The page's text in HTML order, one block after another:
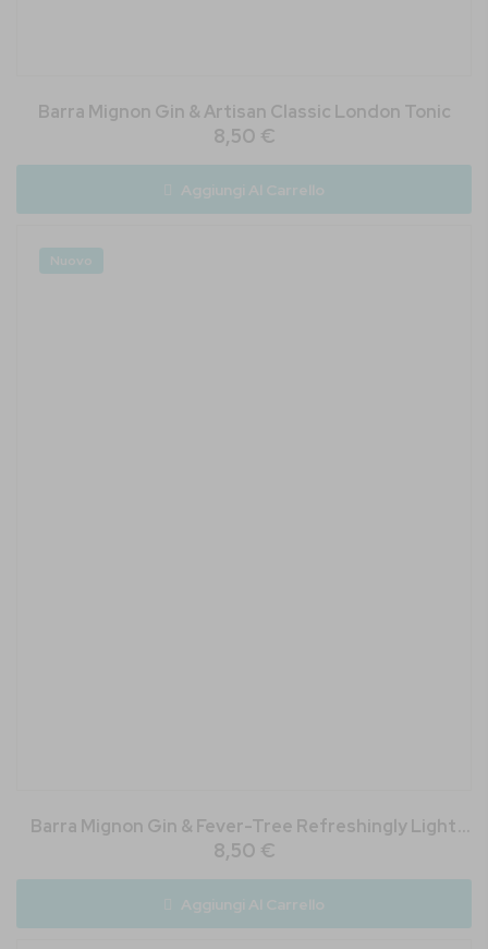
Barra Mignon Gin & Artisan Classic London Tonic
8,50 €
Aggiungi Al Carrello
Nuovo
Barra Mignon Gin & Fever-Tree Refreshingly Light
Tonic
8,50 €
Aggiungi Al Carrello